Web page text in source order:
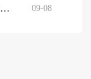
真空包内快速熔硅的铝硅合金化方法 09-08